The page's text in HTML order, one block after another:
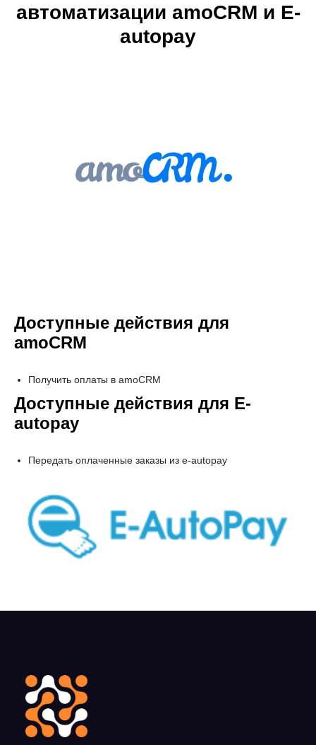
автоматизации amoCRM и E-
autopay
Доступные действия для
amoCRM
Получить оплаты в amoCRM
Доступные действия для E-
autopay
Передать оплаченные заказы из e-autopay